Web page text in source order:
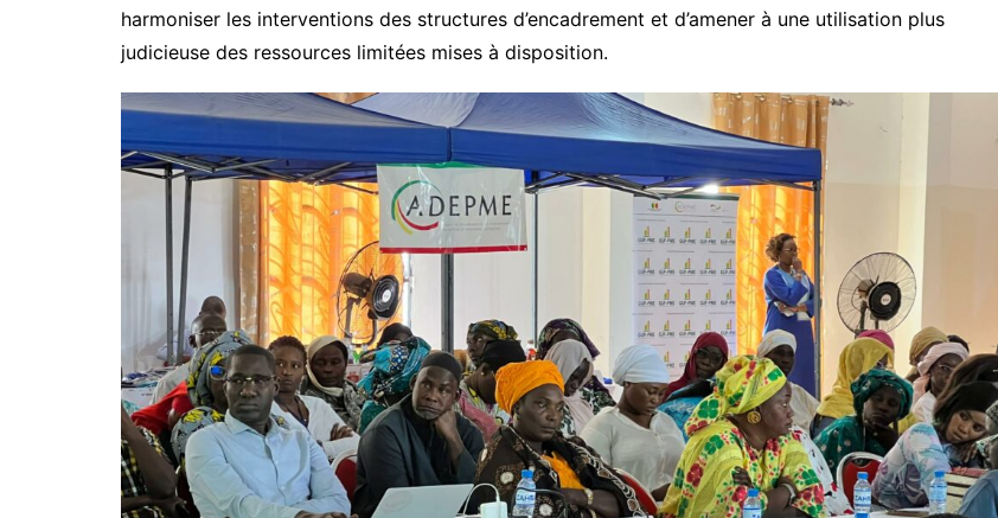
harmoniser les interventions des structures d’encadrement et d’amener à une utilisation plus
judicieuse des ressources limitées mises à disposition.